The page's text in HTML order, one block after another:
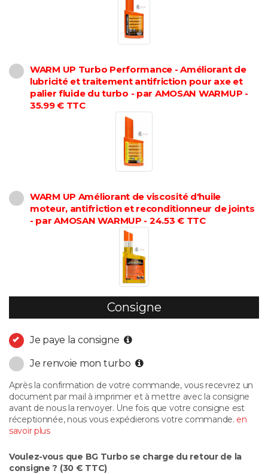
WARM UP Turbo Performance - Améliorant de
lubricité et traitement antifriction pour axe et
palier fluide du turbo - par AMOSAN WARMUP -
35.99 € TTC
WARM UP Améliorant de viscosité d'huile
moteur, antifriction et reconditionneur de joints
- par AMOSAN WARMUP - 24.53 € TTC
Consigne
Je paye la consigne
Je renvoie mon turbo
Après la confirmation de votre commande, vous recevrez un
document par mail à imprimer et à mettre avec la consigne
avant de nous la renvoyer. Une fois que votre consigne est
réceptionnée, nous vous expédierons votre commande. en
savoir plus
Voulez-vous que BG Turbo se charge du retour de la
consigne ? (30 € TTC)